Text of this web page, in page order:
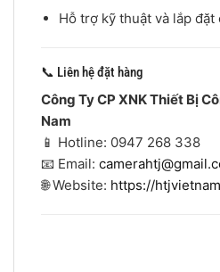
Hỗ trợ kỹ thuật và lắp đặt
📞 Liên hệ đặt hàng
Công Ty CP XNK Thiết Bị
Nam
📱 Hotline: 0947 268 338
📧 Email:
🌐 Website: https://